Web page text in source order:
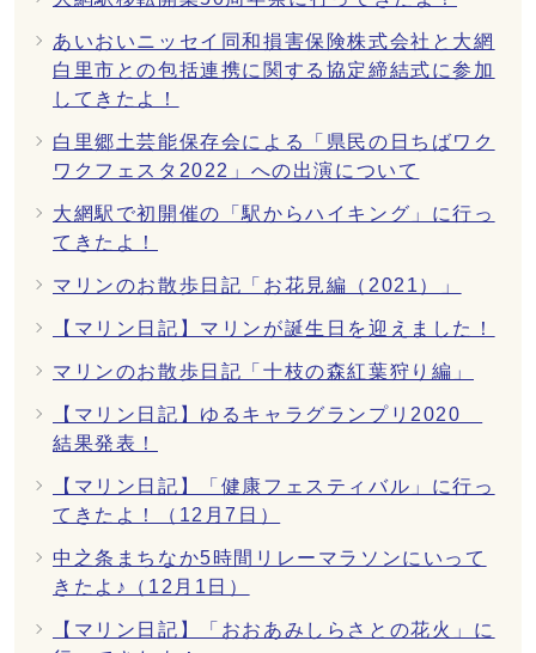
あいおいニッセイ同和損害保険株式会社と大網
白里市との包括連携に関する協定締結式に参加
してきたよ！
白里郷土芸能保存会による「県民の日ちばワク
ワクフェスタ2022」への出演について
大網駅で初開催の「駅からハイキング」に行っ
てきたよ！
マリンのお散歩日記「お花見編（2021）」
【マリン日記】マリンが誕生日を迎えました！
マリンのお散歩日記「十枝の森紅葉狩り編」
【マリン日記】ゆるキャラグランプリ2020
結果発表！
【マリン日記】「健康フェスティバル」に行っ
てきたよ！（12月7日）
中之条まちなか5時間リレーマラソンにいって
きたよ♪（12月1日）
【マリン日記】「おおあみしらさとの花火」に